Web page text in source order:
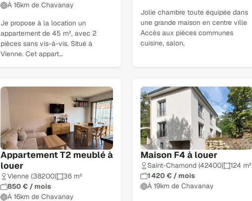
À 16km de Chavanay
Je propose à la location un
appartement de 45 m², avec 2
pièces sans vis-à-vis. Situé à
Vienne. Cet appart…
Jolie chambre toute équipée dans
une grande maison en centre ville
Accès aux pièces communes
cuisine, salon,
Appartement T2 meublé à
louer
Vienne (38200)
36 m²
850 € / mois
À 16km de Chavanay
Maison F4 à louer
Saint-Chamond (42400)
124 m²
1 420 € / mois
À 19km de Chavanay